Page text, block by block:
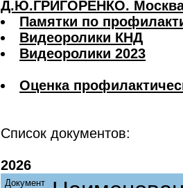
Д.Ю.ГРИГОРЕНКО.
Памятки по
Видеоролики КНД
Видеоролики 2023
Оценка
Список документов:
2026
Документ